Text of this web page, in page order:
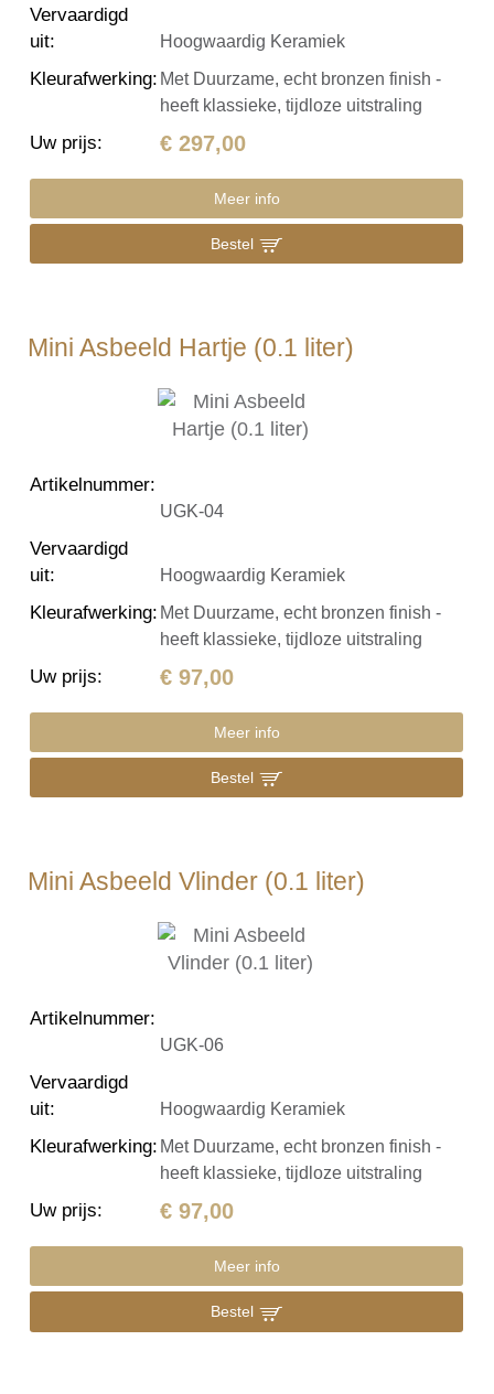
Vervaardigd
uit: Hoogwaardig Keramiek
Kleurafwerking: Met Duurzame, echt bronzen finish -
heeft klassieke, tijdloze uitstraling
Uw prijs: € 297,00
Meer info
Bestel
Mini Asbeeld Hartje (0.1 liter)
Artikelnummer:
UGK-04
Vervaardigd
uit: Hoogwaardig Keramiek
Kleurafwerking: Met Duurzame, echt bronzen finish -
heeft klassieke, tijdloze uitstraling
Uw prijs: € 97,00
Meer info
Bestel
Mini Asbeeld Vlinder (0.1 liter)
Artikelnummer:
UGK-06
Vervaardigd
uit: Hoogwaardig Keramiek
Kleurafwerking: Met Duurzame, echt bronzen finish -
heeft klassieke, tijdloze uitstraling
Uw prijs: € 97,00
Meer info
Bestel